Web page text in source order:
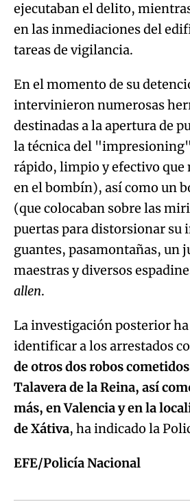
ejecutaban el delito,
en las inmediaciones del
tareas de vigilancia.
En el momento de su
intervinieron numerosas
destinadas a la apertura de
la técnica del
rápido, limpio y efectivo que
en el bombín), así como un
(que colocaban sobre las
puertas para distorsionar su
guantes, pasamontañas, un
maestras y diversos
allen.
La investigación posterior
identificar a los arrestados
de otros dos robos
Talavera de la Reina, así
más, en Valencia y en la
de Xátiva, ha indicado la
EFE/Policía Nacional